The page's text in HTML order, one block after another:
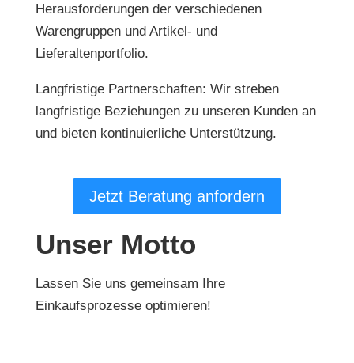
Herausforderungen der verschiedenen
Warengruppen und Artikel- und
Lieferaltenportfolio.
Langfristige Partnerschaften: Wir streben
langfristige Beziehungen zu unseren Kunden an
und bieten kontinuierliche Unterstützung.
Jetzt Beratung anfordern
Unser Motto
Lassen Sie uns gemeinsam Ihre
Einkaufsprozesse optimieren!